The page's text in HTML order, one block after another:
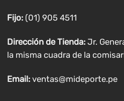
Fijo:(01) 905 4511
Dirección de Tienda: Jr.
la misma cuadra de la
Email: ventas@mideporte.pe